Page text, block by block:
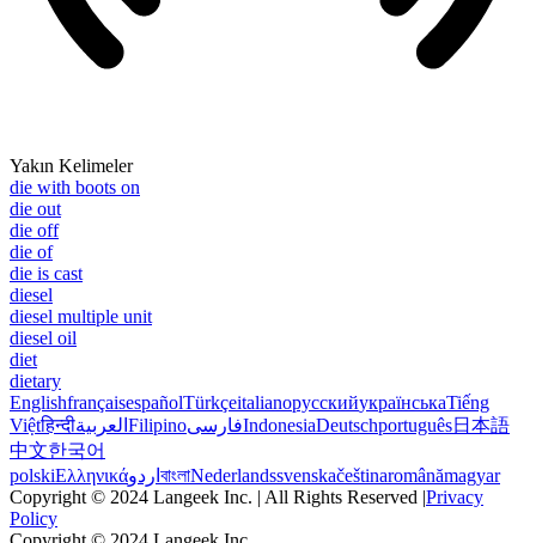
Yakın Kelimeler
die with boots on
die out
die off
die of
die is cast
diesel
diesel multiple unit
diesel oil
diet
dietary
EnglishfrançaisespañolTürkçeitalianoрусскийукраїнськаTiếng
Việtहिन्दीالعربية FilipinoفارسیIndonesiaDeutschportuguês日本語
中文한국어
polskiΕλληνικάاردو বাংলাNederlandssvenskačeštinaromânămagyar
Copyright © 2024 Langeek Inc. | All Rights Reserved |Privacy
Policy